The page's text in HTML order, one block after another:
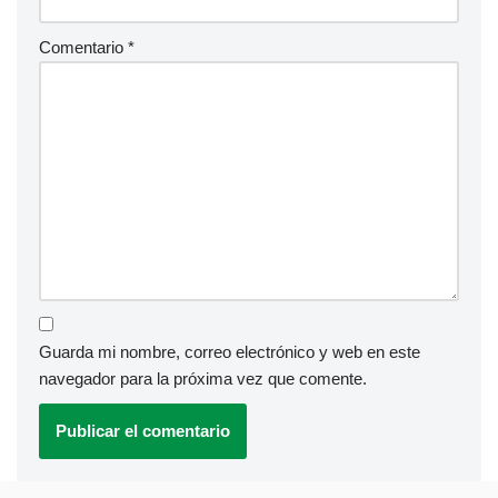
Comentario *
Guarda mi nombre, correo electrónico y web en este
navegador para la próxima vez que comente.